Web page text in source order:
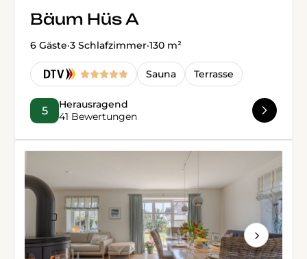
Bäum Hüs A
6 Gäste·3 Schlafzimmer·130 m²
Sauna Terrasse
5
Herausragend
41 Bewertungen
Next